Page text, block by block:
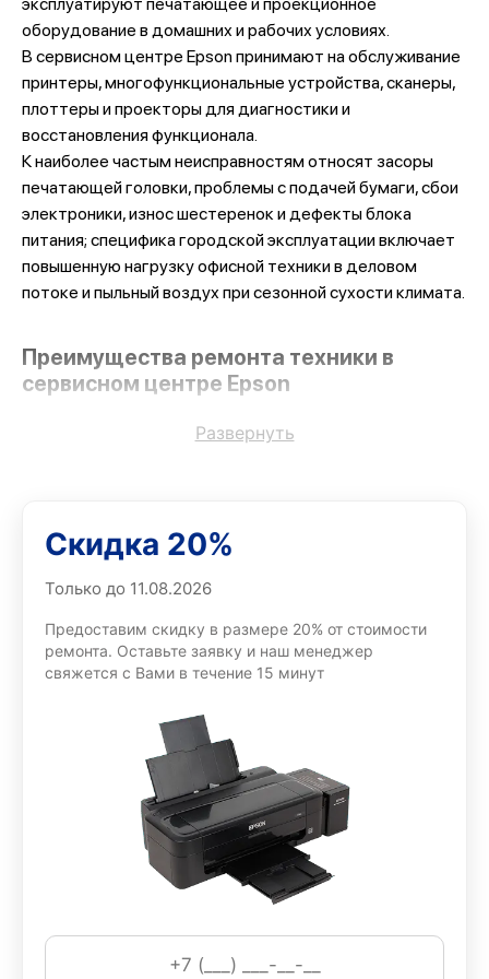
оборудование в домашних и рабочих условиях.
В сервисном центре Epson принимают на обслуживание
принтеры, многофункциональные устройства, сканеры,
плоттеры и проекторы для диагностики и
восстановления функционала.
К наиболее частым неисправностям относят засоры
печатающей головки, проблемы с подачей бумаги, сбои
электроники, износ шестеренок и дефекты блока
питания; специфика городской эксплуатации включает
повышенную нагрузку офисной техники в деловом
потоке и пыльный воздух при сезонной сухости климата.
Преимущества ремонта техники в
сервисном центре Epson
Ключевые достоинства нашего обслуживания можно
производителем;
короткие сроки восстановления приоритетных
устройств для бизнеса;
гарантийные обязательства на выполненные работы
и заменённые узлы;
проведенным операциям;
возможность срочного обслуживания и выезда для
крупных корпоративных клиентов.
Эти преимущества обеспечивают уверенность в
стабильной работе оборудования после обслуживания.
Работы, выполняемые в нашем
сервисном центре
Развернуть
Скидка 20%
Только до 11.08.2026
Предоставим скидку в размере 20% от стоимости
ремонта. Оставьте заявку и наш менеджер
свяжется с Вами в течение 15 минут